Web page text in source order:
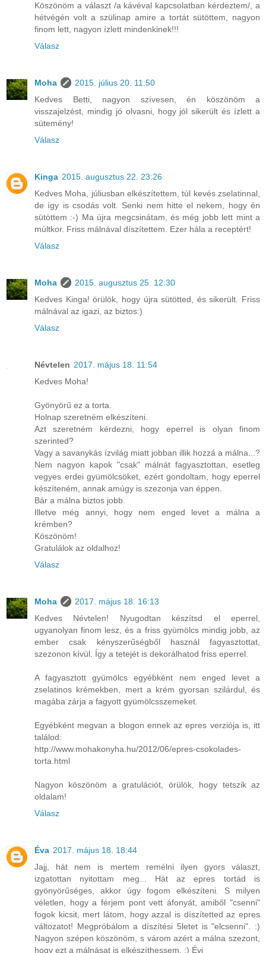
Köszönöm a választ /a kávéval kapcsolatban kérdeztem/, a
hétvégén volt a szülinap amire a tortát sütöttem, nagyon
finom lett, nagyon ízlett mindenkinek!!!
Válasz
Moha
2015. július 20. 11:50
Kedves Betti, nagyon szívesen, én köszönöm a
visszajelzést, mindig jó olvasni, hogy jól sikerült és ízlett a
sütemény!
Válasz
Kinga 2015. augusztus 22. 23:26
Kedves Moha, júliusban elkészítettem, túl kevés zselatinnal,
de így is csodás volt. Senki nem hitte el nekem, hogy én
sütöttem :-) Ma újra megcsinátam, és még jobb lett mint a
múltkor. Friss málnával díszítettem. Ezer hála a receptért!
Válasz
Moha
2015. augusztus 25. 12:30
Kedves Kinga! örülök, hogy újra sütötted, és sikerült. Friss
málnával az igazi, az biztos:)
Válasz
Névtelen 2017. május 18. 11:54
Kedves Moha!
Gyönyörű ez a torta.
Holnap szeretném elkészíteni.
Azt szeretném kérdezni, hogy eperrel is olyan finom
szerinted?
Vagy a savanykás ízvilág miatt jobban illik hozzá a málna...?
Nem nagyon kapok "csak" málnát fagyasztottan, esetleg
vegyes erdei gyümölcsöket, ezért gondoltam, hogy eperrel
készíteném, annak amúgy is szezonja van éppen.
Bár a málna biztos jobb.
Illetve még annyi, hogy nem enged levet a málna a
krémben?
Köszönöm!
Gratulálok az oldalhoz!
Válasz
Moha
2017. május 18. 16:13
Kedves Névtelen! Nyugodtan készítsd el eperrel,
ugyanolyan finom lesz, és a friss gyümölcs mindig jobb, az
ember csak kényszerűségből használ fagyasztottat,
szezonon kívül. Így a tetejét is dekorálhatod friss eperrel.
A fagyasztott gyümölcs egyébként nem enged levet a
zselatinos krémekben, mert a krém gyorsan szilárdul, és
magába zárja a fagyott gyümölcsszemeket.
Egyébként megvan a blogon ennek az epres verziója is, itt
találod:
http://www.mohakonyha.hu/2012/06/epres-csokolades-
torta.html
Nagyon köszönöm a gratulációt, örülök, hogy tetszik az
oldalam!
Válasz
Éva 2017. május 18. 18:44
Jajj, hát nem is mertem remélni ilyen gyors választ,
izgatottan nyitottam meg... Hát az epres tortád is
gyönyörűséges, akkor úgy fogom elkészíteni. S milyen
véletlen, hogy a férjem pont vett áfonyát, amiből "csenni"
fogok kicsit, mert látom, hogy azzal is díszítetted az epres
változatot! Megpróbálom a díszítési 5letet is "elcsenni". :)
Nagyon szépen köszönöm, s várom azért a málna szezont,
hogy ezt a málnásat is elkészíthessem. :) Évi